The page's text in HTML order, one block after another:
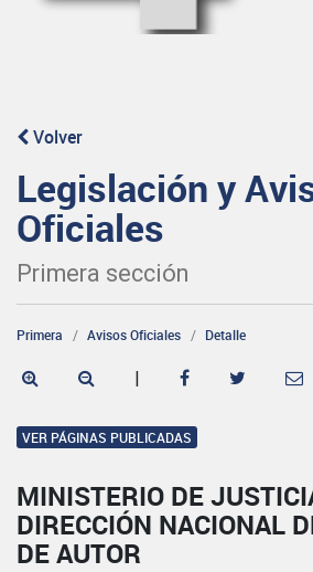
Volver
Legislación y
Oficiales
Primera sección
Primera Avisos Oficiales Detalle
|
VER PÁGINAS PUBLICADAS
MINISTERIO DE
DIRECCIÓN NACIONAL
DE AUTOR